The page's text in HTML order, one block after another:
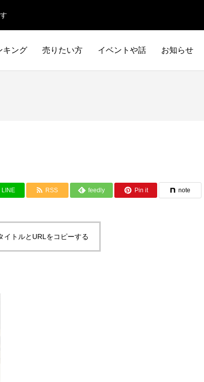
キング 売りたい方 イベントや話 お知らせ
ILTALIA
LINE RSS feedly Pin it note
イトルとURLをコピーする